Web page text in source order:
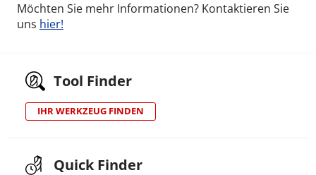
Möchten Sie mehr Informationen? Kontaktieren Sie
uns hier!
Tool Finder
IHR WERKZEUG FINDEN
Quick Finder